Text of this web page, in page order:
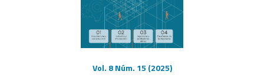
Vol. 8 Núm. 15 (2025)